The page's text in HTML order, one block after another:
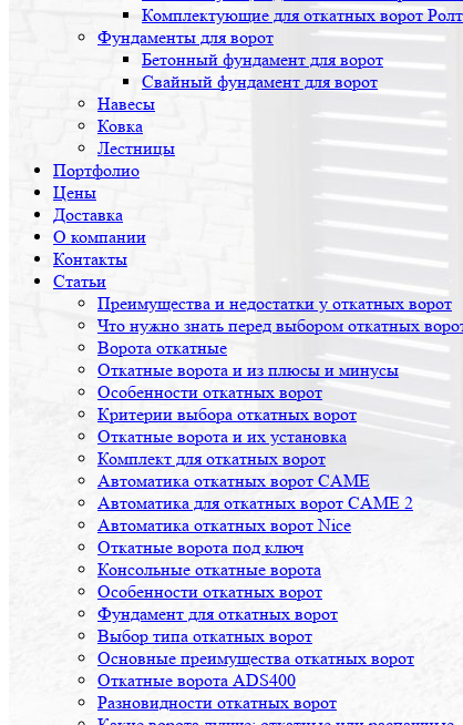
Комплектующие для откатных ворот
Фундаменты для ворот
Бетонный фундамент для ворот
Свайный фундамент для ворот
Навесы
Ковка
Лестницы
Портфолио
Цены
Доставка
О компании
Контакты
Статьи
Преимущества и недостатки у откатных ворот
Что нужно знать перед выбором откатных
Ворота откатные
Откатные ворота и из плюсы и минусы
Особенности откатных ворот
Критерии выбора откатных ворот
Откатные ворота и их установка
Комплект для откатных ворот
Автоматика откатных ворот CAME
Автоматика для откатных ворот CAME 2
Автоматика откатных ворот Nice
Откатные ворота под ключ
Консольные откатные ворота
Особенности откатных ворот
Фундамент для откатных ворот
Выбор типа откатных ворот
Основные преимущества откатных ворот
Откатные ворота ADS400
Разновидности откатных ворот